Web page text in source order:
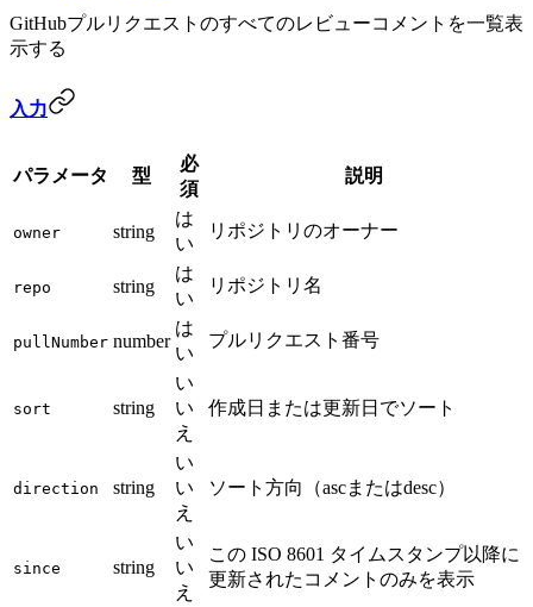
GitHubプルリクエストのすべてのレビューコメントを一覧表
示する
入力
パラメータ 型
必
須
説明
owner string
は
い
リポジトリのオーナー
repo string
は
い
リポジトリ名
pullNumber number
は
い
プルリクエスト番号
sort string
い
い
え
作成日または更新日でソート
direction string
い
い
え
ソート方向（ascまたはdesc）
since string
い
い
え
この ISO 8601 タイムスタンプ以降に
更新されたコメントのみを表示